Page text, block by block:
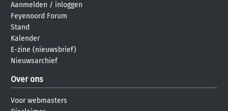
Aanmelden / inloggen
Feyenoord Forum
Stand
Kalender
E-zine (nieuwsbrief)
Nieuwsarchief
Over ons
Voor webmasters